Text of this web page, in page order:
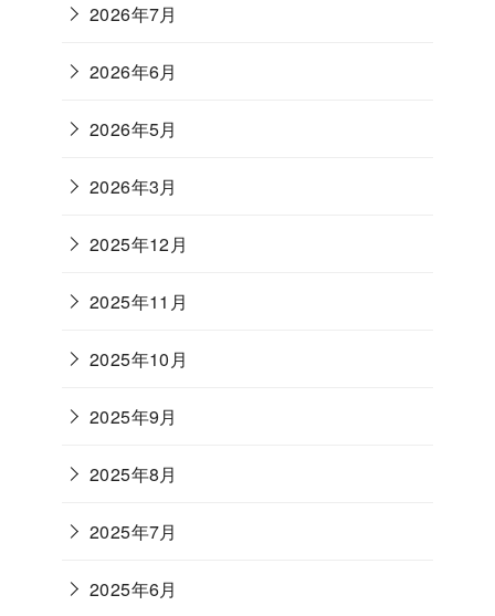
2026年7月
2026年6月
2026年5月
2026年3月
2025年12月
2025年11月
2025年10月
2025年9月
2025年8月
2025年7月
2025年6月